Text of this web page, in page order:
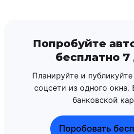
Попробуйте
бесплатно 7
Планируйте и
соцсети из одного окна.
банковской
Поробовать